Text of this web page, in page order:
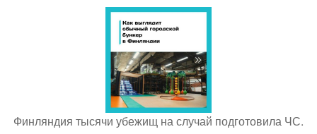
Финляндия тысячи убежищ на случай подготовила ЧС.